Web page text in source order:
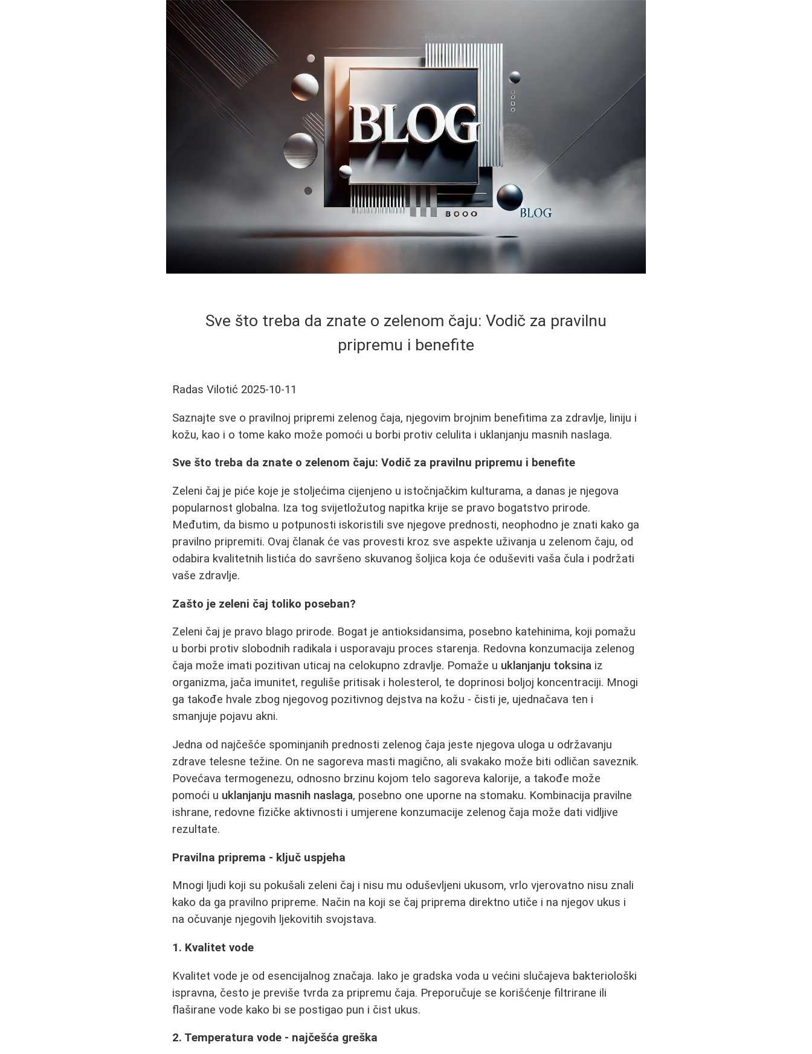
Sve što treba da znate o zelenom čaju: Vodič za pravilnu
pripremu i benefite
Radas Vilotić 2025-10-11
Saznajte sve o pravilnoj pripremi zelenog čaja, njegovim brojnim benefitima za zdravlje, liniju i
kožu, kao i o tome kako može pomoći u borbi protiv celulita i uklanjanju masnih naslaga.
Sve što treba da znate o zelenom čaju: Vodič za pravilnu pripremu i benefite
Zeleni čaj je piće koje je stoljećima cijenjeno u istočnjačkim kulturama, a danas je njegova
popularnost globalna. Iza tog svijetložutog napitka krije se pravo bogatstvo prirode.
Međutim, da bismo u potpunosti iskoristili sve njegove prednosti, neophodno je znati kako ga
pravilno pripremiti. Ovaj članak će vas provesti kroz sve aspekte uživanja u zelenom čaju, od
odabira kvalitetnih listića do savršeno skuvanog šoljica koja će oduševiti vaša čula i podržati
vaše zdravlje.
Zašto je zeleni čaj toliko poseban?
Zeleni čaj je pravo blago prirode. Bogat je antioksidansima, posebno katehinima, koji pomažu
u borbi protiv slobodnih radikala i usporavaju proces starenja. Redovna konzumacija zelenog
čaja može imati pozitivan uticaj na celokupno zdravlje. Pomaže u uklanjanju toksina iz
organizma, jača imunitet, reguliše pritisak i holesterol, te doprinosi boljoj koncentraciji. Mnogi
ga takođe hvale zbog njegovog pozitivnog dejstva na kožu - čisti je, ujednačava ten i
smanjuje pojavu akni.
Jedna od najčešće spominjanih prednosti zelenog čaja jeste njegova uloga u održavanju
zdrave telesne težine. On ne sagoreva masti magično, ali svakako može biti odličan saveznik.
Povećava termogenezu, odnosno brzinu kojom telo sagoreva kalorije, a takođe može
pomoći u uklanjanju masnih naslaga, posebno one uporne na stomaku. Kombinacija pravilne
ishrane, redovne fizičke aktivnosti i umjerene konzumacije zelenog čaja može dati vidljive
rezultate.
Pravilna priprema - ključ uspjeha
Mnogi ljudi koji su pokušali zeleni čaj i nisu mu oduševljeni ukusom, vrlo vjerovatno nisu znali
kako da ga pravilno pripreme. Način na koji se čaj priprema direktno utiče i na njegov ukus i
na očuvanje njegovih ljekovitih svojstava.
1. Kvalitet vode
Kvalitet vode je od esencijalnog značaja. Iako je gradska voda u većini slučajeva bakteriološki
ispravna, često je previše tvrda za pripremu čaja. Preporučuje se korišćenje filtrirane ili
flaširane vode kako bi se postigao pun i čist ukus.
2. Temperatura vode - najčešća greška